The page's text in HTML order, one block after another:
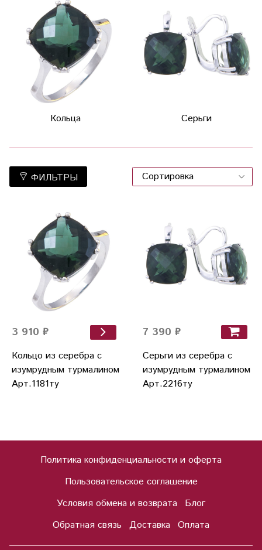
Кольца Серьги
ФИЛЬТРЫ
3 910 ₽
Кольцо из серебра с
изумрудным турмалином
Арт.1181ту
7 390 ₽
Серьги из серебра с
изумрудным турмалином
Арт.2216ту
Политика конфиденциальности и оферта
Пользовательское соглашение
Условия обмена и возврата
Блог
Обратная связь
Доставка Оплата